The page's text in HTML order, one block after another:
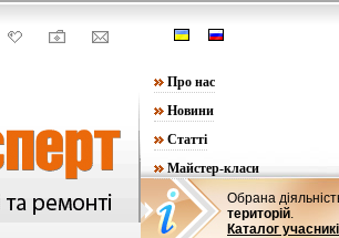
Про нас
Новини
Статті
Майстер-класи
Обрана
територій.
Каталог